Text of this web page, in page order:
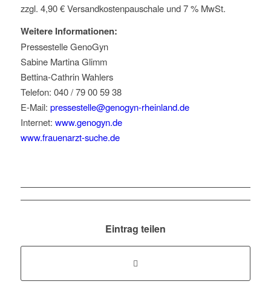
zzgl. 4,90 € Versandkostenpauschale und 7 % MwSt.
Weitere Informationen:
Pressestelle GenoGyn
Sabine Martina Glimm
Bettina-Cathrin Wahlers
Telefon: 040 / 79 00 59 38
E-Mail: pressestelle@genogyn-rheinland.de
Internet: www.genogyn.de
www.frauenarzt-suche.de
Eintrag teilen